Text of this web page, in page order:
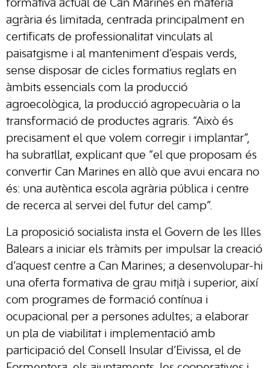
formativa actual de Can Marines en matèria
agrària és limitada, centrada principalment en
certificats de professionalitat vinculats al
paisatgisme i al manteniment d’espais verds,
sense disposar de cicles formatius reglats en
àmbits essencials com la producció
agroecològica, la producció agropecuària o la
transformació de productes agraris. “Això és
precisament el que volem corregir i implantar”,
ha subratllat, explicant que “el que proposam és
convertir Can Marines en allò que avui encara no
és: una autèntica escola agrària pública i centre
de recerca al servei del futur del camp”.
La proposició socialista insta el Govern de les Illes
Balears a iniciar els tràmits per impulsar la creació
d’aquest centre a Can Marines; a desenvolupar-hi
una oferta formativa de grau mitjà i superior, així
com programes de formació contínua i
ocupacional per a persones adultes; a elaborar
un pla de viabilitat i implementació amb
participació del Consell Insular d’Eivissa, el de